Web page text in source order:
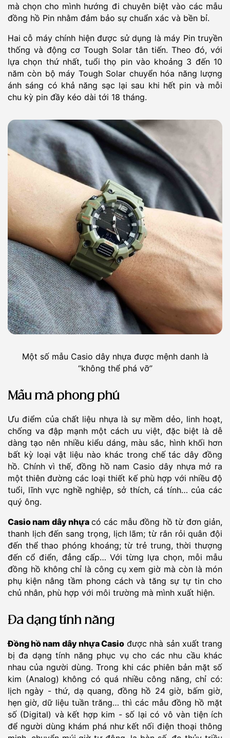
mà chọn cho mình hướng đi chuyên biệt vào các mẫu
đồng hồ Pin nhằm đảm bảo sự chuẩn xác và bền bỉ.
Hai cỗ máy chính hiện được sử dụng là máy Pin truyền
thống và động cơ Tough Solar tân tiến. Theo đó, với
lựa chọn thứ nhất, tuổi thọ pin vào khoảng 3 đến 10
năm còn bộ máy Tough Solar chuyển hóa năng lượng
ánh sáng có khả năng sạc lại sau khi hết pin và mỗi
chu kỳ pin đầy kéo dài tới 18 tháng.
Một số mẫu Casio dây nhựa được mệnh danh là
“không thể phá vỡ”
Mẫu mã phong phú
Ưu điểm của chất liệu nhựa là sự mềm dẻo, linh hoạt,
chống va đập mạnh một cách ưu việt, đặc biệt là dễ
dàng tạo nên nhiều kiểu dáng, màu sắc, hình khối hơn
bất kỳ loại vật liệu nào khác trong chế tác dây đồng
hồ. Chính vì thế, đồng hồ nam Casio dây nhựa mở ra
một thiên đường các loại thiết kế phù hợp với nhiều độ
tuổi, lĩnh vực nghề nghiệp, sở thích, cá tính… của các
quý ông.
Casio nam dây nhựa có các mẫu đồng hồ từ đơn giản,
thanh lịch đến sang trọng, lịch lãm; từ rắn rỏi quân đội
đến thể thao phóng khoáng; từ trẻ trung, thời thượng
đến cổ điển, đẳng cấp… Với từng lựa chọn, mỗi mẫu
đồng hồ không chỉ là công cụ xem giờ mà còn là món
phụ kiện nâng tầm phong cách và tăng sự tự tin cho
chủ nhân, phù hợp với môi trường mà mình xuất hiện.
Đa dạng tính năng
Đồng hồ nam dây nhựa Casio được nhà sản xuất trang
bị đa dạng tính năng phục vụ cho các nhu cầu khác
nhau của người dùng. Trong khi các phiên bản mặt số
kim (Analog) không có quá nhiều công năng, chỉ có:
lịch ngày - thứ, dạ quang, đồng hồ 24 giờ, bấm giờ,
hẹn giờ, dữ liệu tuần trăng… thì các mẫu đồng hồ mặt
số (Digital) và kết hợp kim - số lại có vô vàn tiện ích
để người dùng khám phá như kết nối điện thoại thông